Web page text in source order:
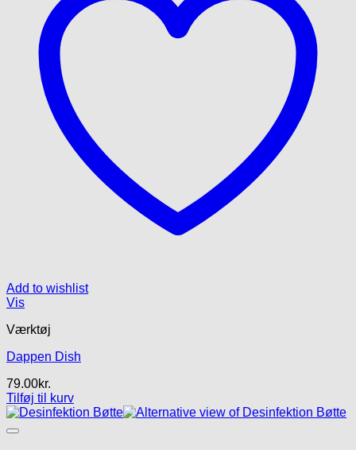
Add to wishlist
Vis
Værktøj
Dappen Dish
79.00kr.
Tilføj til kurv